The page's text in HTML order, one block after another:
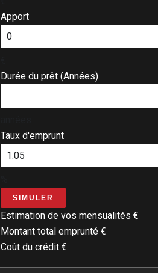
Apport
Durée du prêt (Années)
Taux d'emprunt
SIMULER
Estimation de vos mensualités €
Montant total emprunté €
Coût du crédit €